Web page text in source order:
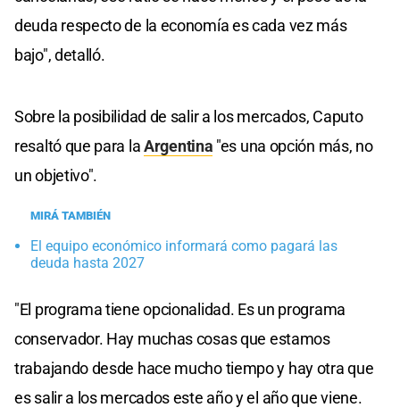
deuda respecto de la economía es cada vez más
bajo", detalló.
Sobre la posibilidad de salir a los mercados, Caputo
resaltó que para laArgentina "es una opción más, no
un objetivo".
MIRÁ TAMBIÉN
El equipo económico informará como pagará las
deuda hasta 2027
"El programa tiene opcionalidad. Es un programa
conservador. Hay muchas cosas que estamos
trabajando desde hace mucho tiempo y hay otra que
es salir a los mercados este año y el año que viene.